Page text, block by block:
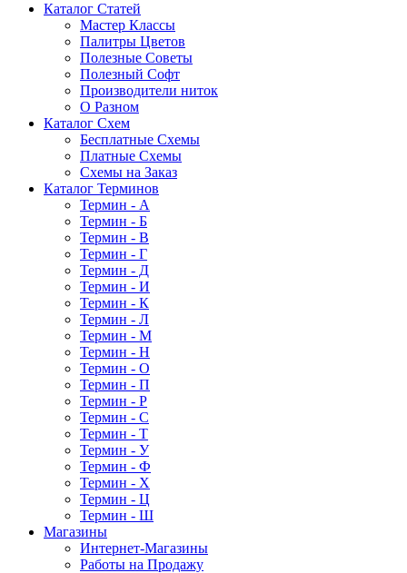
Каталог Статей
Мастер Классы
Палитры Цветов
Полезные Советы
Полезный Софт
Производители ниток
О Разном
Каталог Схем
Бесплатные Схемы
Платные Схемы
Схемы на Заказ
Каталог Терминов
Термин - А
Термин - Б
Термин - В
Термин - Г
Термин - Д
Термин - И
Термин - К
Термин - Л
Термин - М
Термин - Н
Термин - О
Термин - П
Термин - Р
Термин - С
Термин - Т
Термин - У
Термин - Ф
Термин - Х
Термин - Ц
Термин - Ш
Магазины
Интернет-Магазины
Работы на Продажу